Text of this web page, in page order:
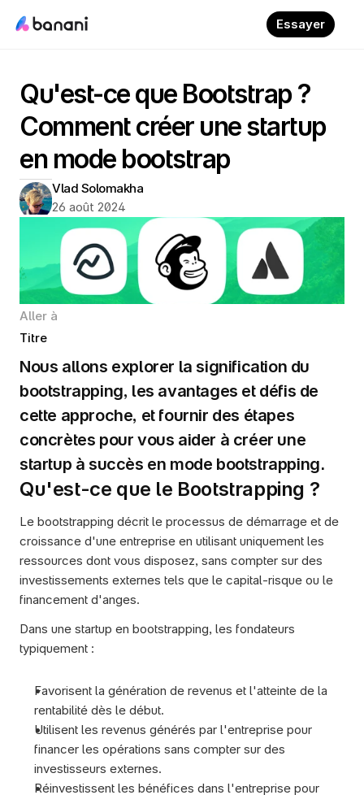
Essayer
Qu'est-ce que Bootstrap ?
Comment créer une startup
en mode bootstrap
Vlad Solomakha
26 août 2024
Aller à
Titre
Nous allons explorer la signification du
bootstrapping, les avantages et défis de
cette approche, et fournir des étapes
concrètes pour vous aider à créer une
startup à succès en mode bootstrapping.
Qu'est-ce que le Bootstrapping ?
Le bootstrapping décrit le processus de démarrage et de
croissance d'une entreprise en utilisant uniquement les
ressources dont vous disposez, sans compter sur des
investissements externes tels que le capital-risque ou le
financement d'anges.
Dans une startup en bootstrapping, les fondateurs
typiquement :
Favorisent la génération de revenus et l'atteinte de la
rentabilité dès le début.
Utilisent les revenus générés par l'entreprise pour
financer les opérations sans compter sur des
investisseurs externes.
Réinvestissent les bénéfices dans l'entreprise pour